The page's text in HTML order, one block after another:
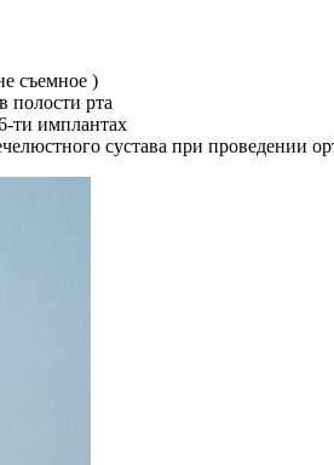
съемное )
полости рта
ти имплантах
сустава при проведении